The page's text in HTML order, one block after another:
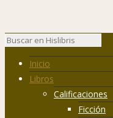
Inicio
Libros
Calificaciones
Ficción